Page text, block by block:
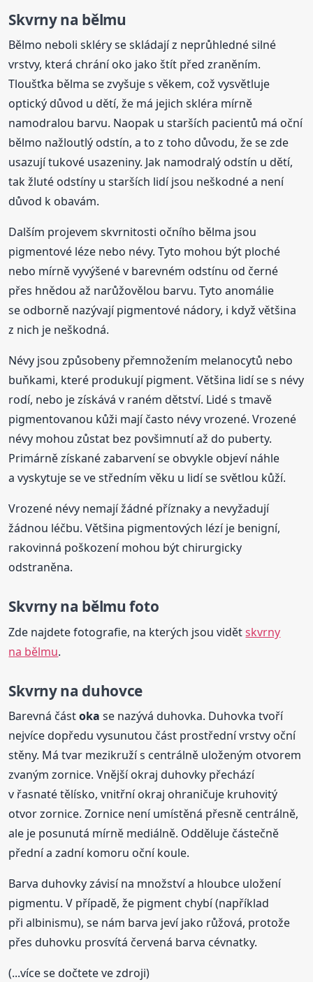
Skvrny na bělmu
Bělmo neboli skléry se skládají z neprůhledné silné
vrstvy, která chrání oko jako štít před zraněním.
Tloušťka bělma se zvyšuje s věkem, což vysvětluje
optický důvod u dětí, že má jejich skléra mírně
namodralou barvu. Naopak u starších pacientů má oční
bělmo nažloutlý odstín, a to z toho důvodu, že se zde
usazují tukové usazeniny. Jak namodralý odstín u dětí,
tak žluté odstíny u starších lidí jsou neškodné a není
důvod k obavám.
Dalším projevem skvrnitosti očního bělma jsou
pigmentové léze nebo névy. Tyto mohou být ploché
nebo mírně vyvýšené v barevném odstínu od černé
přes hnědou až narůžovělou barvu. Tyto anomálie
se odborně nazývají pigmentové nádory, i když většina
z nich je neškodná.
Névy jsou způsobeny přemnožením melanocytů nebo
buňkami, které produkují pigment. Většina lidí se s névy
rodí, nebo je získává v raném dětství. Lidé s tmavě
pigmentovanou kůži mají často névy vrozené. Vrozené
névy mohou zůstat bez povšimnutí až do puberty.
Primárně získané zabarvení se obvykle objeví náhle
a vyskytuje se ve středním věku u lidí se světlou kůží.
Vrozené névy nemají žádné příznaky a nevyžadují
žádnou léčbu. Většina pigmentových lézí je benigní,
rakovinná poškození mohou být chirurgicky
odstraněna.
Skvrny na bělmu foto
Zde najdete fotografie, na kterých jsou vidětskvrny
na bělmu.
Skvrny na duhovce
Barevná částoka se nazývá duhovka. Duhovka tvoří
nejvíce dopředu vysunutou část prostřední vrstvy oční
stěny. Má tvar mezikruží s centrálně uloženým otvorem
zvaným zornice. Vnější okraj duhovky přechází
v řasnaté tělísko, vnitřní okraj ohraničuje kruhovitý
otvor zornice. Zornice není umístěná přesně centrálně,
ale je posunutá mírně mediálně. Odděluje částečně
přední a zadní komoru oční koule.
Barva duhovky závisí na množství a hloubce uložení
pigmentu. V případě, že pigment chybí (například
při albinismu), se nám barva jeví jako růžová, protože
přes duhovku prosvítá červená barva cévnatky.
(...více se dočtete ve zdroji)